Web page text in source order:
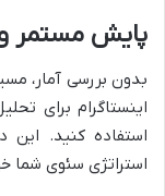
پایش مستمر
اینستاگرام برای
استفاده کنید. این
استراتژی سئوی شما